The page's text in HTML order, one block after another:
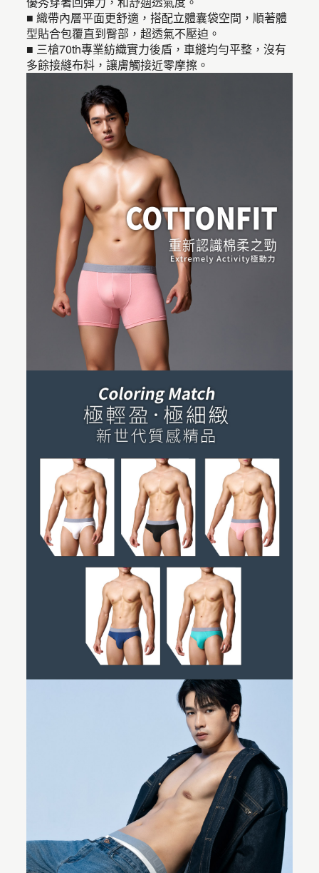
■ 織帶內層平面更舒適，搭配立體囊袋空間，順著體
型貼合包覆直到臀部，超透氣不壓迫。
■ 三槍70th專業紡織實力後盾，車縫均勻平整，沒有
多餘接縫布料，讓膚觸接近零摩擦。